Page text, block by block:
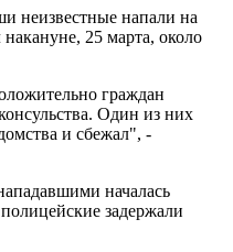
неизвестные напали на
25 марта, около
граждан
Один из них
и сбежал", -
началась
задержали